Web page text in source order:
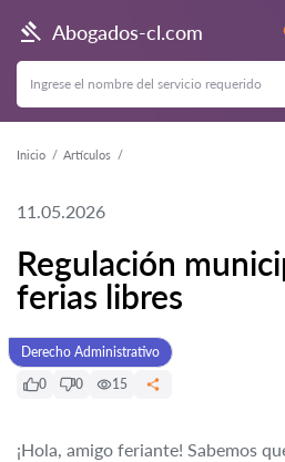
Abogados-cl.com
Inicio Artículos
11.05.2026
Regulación
ferias libres
Derecho Administrativo
0
0 15
¡Hola, amigo feriante! Sabemos